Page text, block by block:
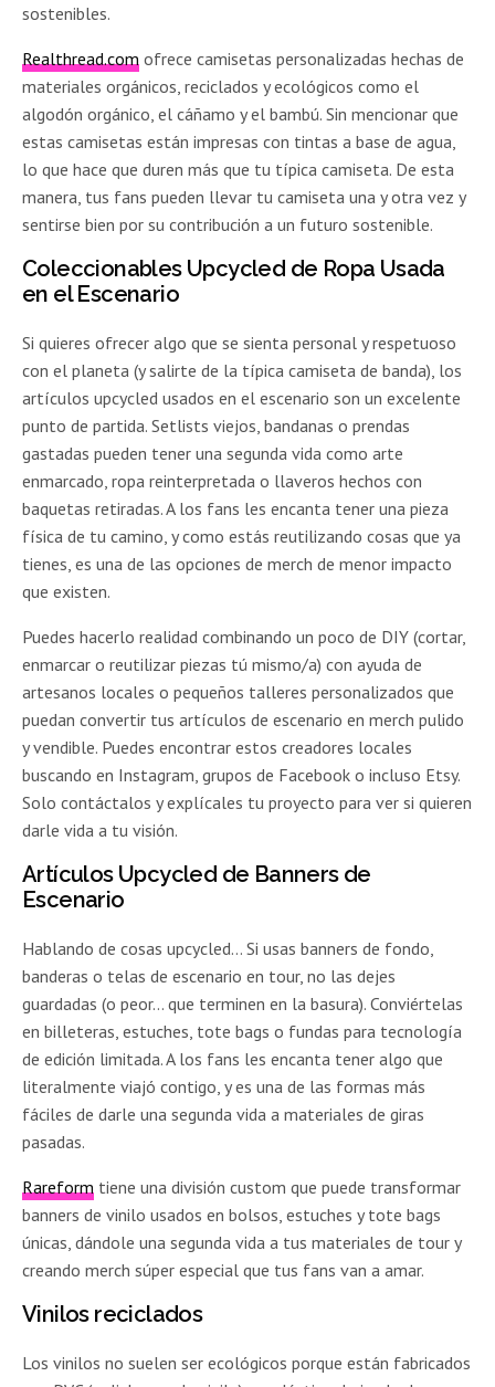
sostenibles.
Realthread.com ofrece camisetas personalizadas hechas de
materiales orgánicos, reciclados y ecológicos como el
algodón orgánico, el cáñamo y el bambú. Sin mencionar que
estas camisetas están impresas con tintas a base de agua,
lo que hace que duren más que tu típica camiseta. De esta
manera, tus fans pueden llevar tu camiseta una y otra vez y
sentirse bien por su contribución a un futuro sostenible.
Coleccionables Upcycled de Ropa Usada
en el Escenario
Si quieres ofrecer algo que se sienta personal y respetuoso
con el planeta (y salirte de la típica camiseta de banda), los
artículos upcycled usados en el escenario son un excelente
punto de partida. Setlists viejos, bandanas o prendas
gastadas pueden tener una segunda vida como arte
enmarcado, ropa reinterpretada o llaveros hechos con
baquetas retiradas. A los fans les encanta tener una pieza
física de tu camino, y como estás reutilizando cosas que ya
tienes, es una de las opciones de merch de menor impacto
que existen.
Puedes hacerlo realidad combinando un poco de DIY (cortar,
enmarcar o reutilizar piezas tú mismo/a) con ayuda de
artesanos locales o pequeños talleres personalizados que
puedan convertir tus artículos de escenario en merch pulido
y vendible. Puedes encontrar estos creadores locales
buscando en Instagram, grupos de Facebook o incluso Etsy.
Solo contáctalos y explícales tu proyecto para ver si quieren
darle vida a tu visión.
Artículos Upcycled de Banners de
Escenario
Hablando de cosas upcycled… Si usas banners de fondo,
banderas o telas de escenario en tour, no las dejes
guardadas (o peor… que terminen en la basura). Conviértelas
en billeteras, estuches, tote bags o fundas para tecnología
de edición limitada. A los fans les encanta tener algo que
literalmente viajó contigo, y es una de las formas más
fáciles de darle una segunda vida a materiales de giras
pasadas.
Rareform tiene una división custom que puede transformar
banners de vinilo usados en bolsos, estuches y tote bags
únicas, dándole una segunda vida a tus materiales de tour y
creando merch súper especial que tus fans van a amar.
Vinilos reciclados
Los vinilos no suelen ser ecológicos porque están fabricados